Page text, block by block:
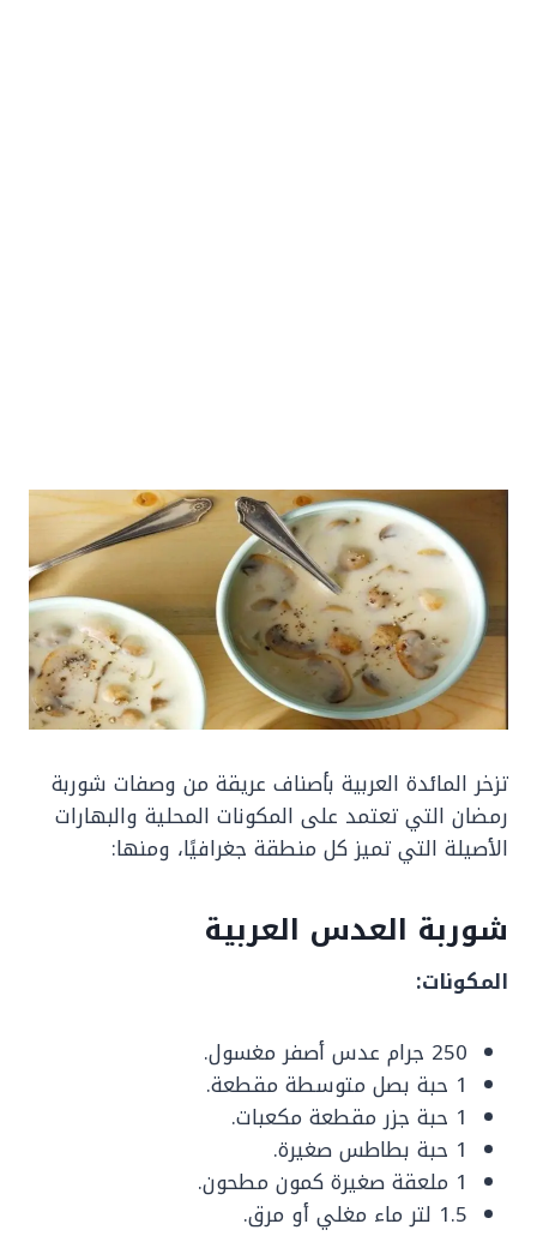
تزخر المائدة العربية بأصناف عريقة من وصفات شوربة
رمضان التي تعتمد على المكونات المحلية والبهارات
الأصيلة التي تميز كل منطقة جغرافيًا، ومنها:
شوربة العدس العربية
المكونات:
250 جرام عدس أصفر مغسول.
1 حبة بصل متوسطة مقطعة.
1 حبة جزر مقطعة مكعبات.
1 حبة بطاطس صغيرة.
1 ملعقة صغيرة كمون مطحون.
1.5 لتر ماء مغلي أو مرق.